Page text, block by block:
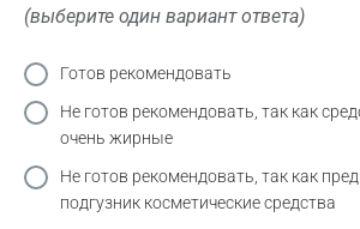
(выберите один вариант ответа)
Готов рекомендовать
Не готов рекомендовать, так как
очень жирные
Не готов рекомендовать, так как
подгузник косметические средства